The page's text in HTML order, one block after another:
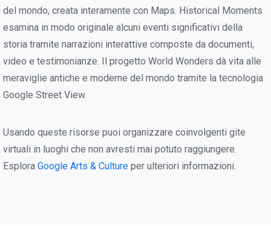
del mondo, creata interamente con Maps. Historical Moments
esamina in modo originale alcuni eventi significativi della
storia tramite narrazioni interattive composte da documenti,
video e testimonianze. Il progetto World Wonders dà vita alle
meraviglie antiche e moderne del mondo tramite la tecnologia
Google Street View.
Usando queste risorse puoi organizzare coinvolgenti gite
virtuali in luoghi che non avresti mai potuto raggiungere.
Esplora Google Arts & Culture per ulteriori informazioni.